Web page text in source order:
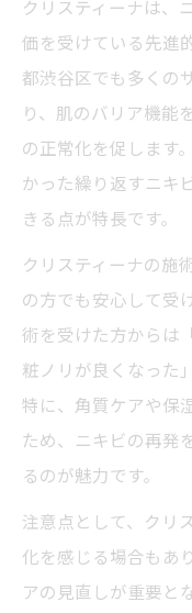
クリスティーナは、
価を受けている先進
都渋谷区でも多くの
り、肌のバリア機能
の正常化を促します
かった繰り返すニキ
きる点が特長です。
クリスティーナの施
の方でも安心して受
術を受けた方からは
粧ノリが良くなった
特に、角質ケアや保
ため、ニキビの再発
るのが魅力です。
注意点として、クリ
化を感じる場合もあ
アの見直しが重要と